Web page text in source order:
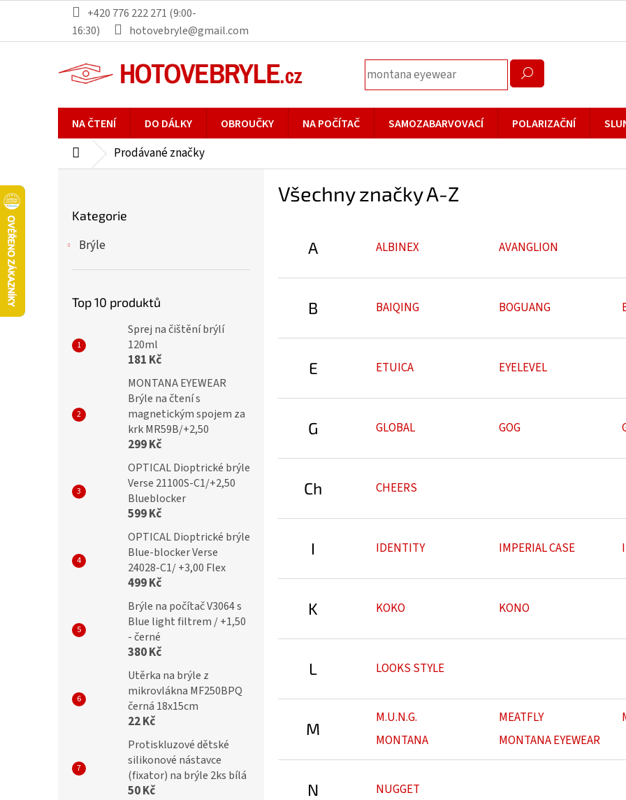
obsah
+420 776 222 271 (9:00-
16:30)
hotovebryle@gmail.com
NA ČTENÍ DO DÁLKY OBROUČKY NA POČÍTAČ SAMOZABARVOVACÍ POLARIZAČNÍ
DomůProdávané značky
kategorie
Kategorie
Brýle
Top 10 produktů
Sprej na čištění brýlí
120ml
181 Kč
MONTANA EYEWEAR
Brýle na čtení s
magnetickým spojem za
krk MR59B/+2,50
299 Kč
OPTICAL Dioptrické brýle
Verse 21100S-C1/+2,50
Blueblocker
599 Kč
OPTICAL Dioptrické brýle
Blue-blocker Verse
24028-C1/ +3,00 Flex
499 Kč
Brýle na počítač V3064 s
Blue light filtrem / +1,50
- černé
380 Kč
Utěrka na brýle z
mikrovlákna MF250BPQ
černá 18x15cm
22 Kč
Protiskluzové dětské
silikonové nástavce
(fixator) na brýle 2ks bílá
50 Kč
Všechny značky A-Z
A ALBINEX AVANGLION
B BAIQING BOGUANG
E ETUICA EYELEVEL
G GLOBAL GOG
Ch CHEERS
I IDENTITY IMPERIAL CASE
K KOKO KONO
L LOOKS STYLE
M
M.U.N.G. MEATFLY
MONTANA
MONTANA EYEWEAR
N NUGGET